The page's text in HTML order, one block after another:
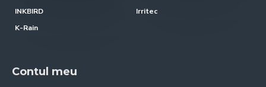
INKBIRD
Irritec
K-Rain
Contul meu